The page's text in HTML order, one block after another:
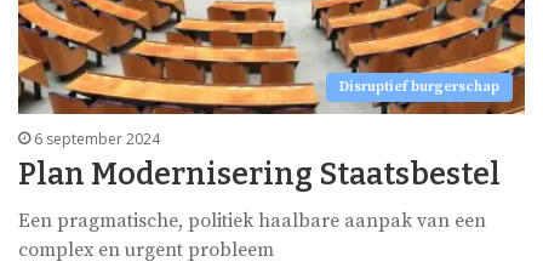
Disruptief burgerschap
6 september 2024
Plan Modernisering Staatsbestel
Een pragmatische, politiek haalbare aanpak van een
complex en urgent probleem